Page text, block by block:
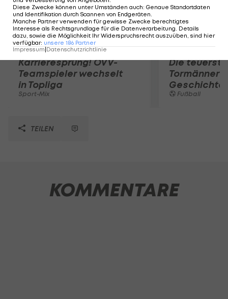
Karrieresprung! ÖVV-
Teamspieler wechselt
in Topliga
Sport-Mix
Die
Tormänner
Geschichte
Fußball
TEILEN
KOMMENTARE
Diese Zwecke können unter Umständen auch: Genaue Standortdaten
und Identifikation durch Scannen von Endgeräten.
Manche Partner verwenden für gewisse Zwecke berechtigtes
Interesse als Rechtsgrundlage für die Datenverarbeitung. Details
dazu, sowie die Möglichkeit Ihr Widerspruchsrecht auszuüben, sind hier
verfügbar: unsere 186 Partner
Impressum Datenschutzrichtlinie